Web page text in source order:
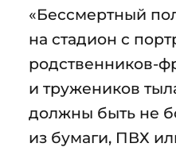
«Бессмертный
на стадион с
родственников-
и тружеников
должны быть не
из бумаги, ПВХ